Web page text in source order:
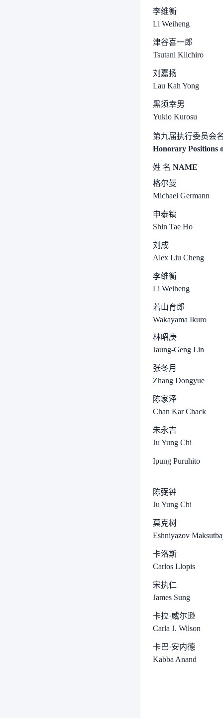
李维衡
Li Weiheng
津谷喜一郎
Tsutani Kiichiro
刘嘉扬
Lau Kah Yong
黑须幸男
Yukio Kurosu
第九届执行委员会
Honorary Positions
姓 名 NAME
格尔曼
Michael Germann
申泰镐
Shin Tae Ho
刘成
Alex Liu Cheng
李维衡
Li Weiheng
若山育郎
Wakayama Ikuro
林昭庚
Jaung-Geng Lin
张冬月
Zhang Dongyue
陈家泽
Chan Kar Chack
朱永吉
Ju Yung Chi
Ipung Puruhito
陈弼钟
Ju Yung Chi
莫克树
Eshniyazov
卡洛斯
Carlos Llopis
宋执仁
James Sung
卡拉·威尔逊
Carla J. Wilson
卡巴·安内德
Kabba Anand